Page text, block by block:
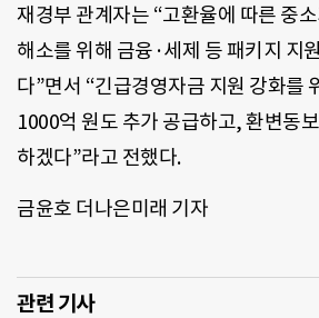
재경부 관계자는 “고환율에 따른 중
해소를 위해 금융·세제 등 패키지 지
다”면서 “긴급경영자금 지원 강화를
1000억 원도 추가 공급하고, 환변동
하겠다”라고 전했다.
금윤호 더나은미래 기자
관련 기사